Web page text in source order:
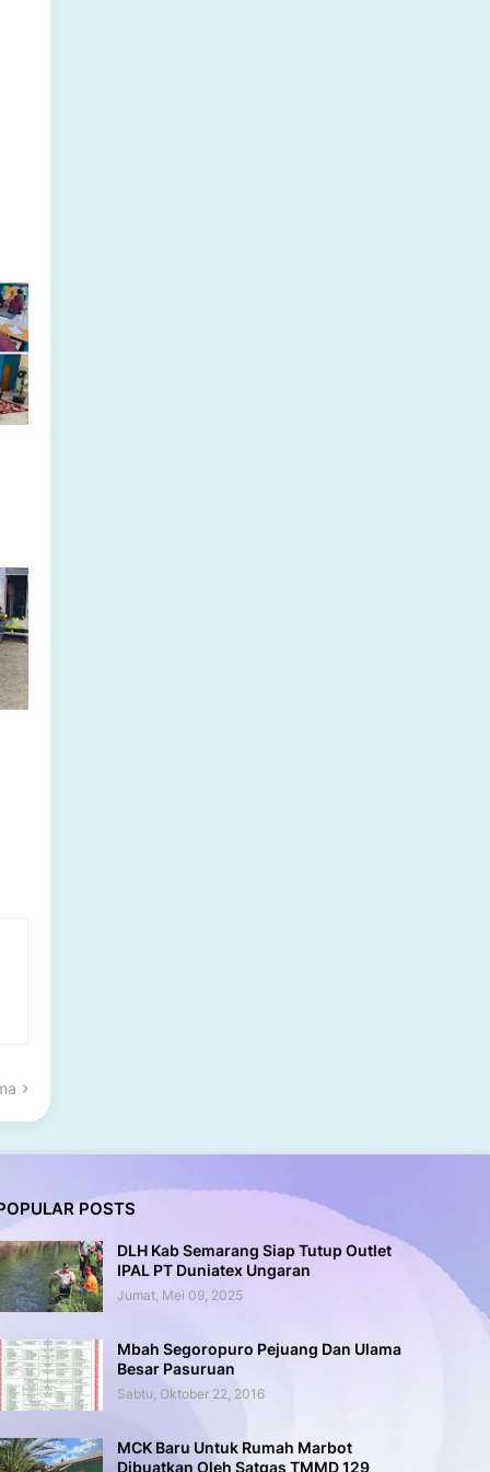
POSTS
DLH Kab Semarang Siap Tutup Outlet
IPAL PT Duniatex Ungaran
Jumat, Mei 09, 2025
Mbah Segoropuro Pejuang Dan Ulama
Besar Pasuruan
Sabtu, Oktober 22, 2016
MCK Baru Untuk Rumah Marbot
Dibuatkan Oleh Satgas TMMD 129